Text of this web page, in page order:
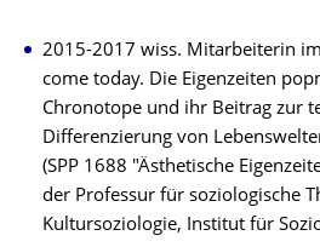
2015-2017 wiss. Mitarbeiterin
come today. Die Eigenzeiten
Chronotope und ihr Beitrag zur
Differenzierung von
(SPP 1688 "Ästhetische
der Professur für soziologische
Kultursoziologie, Institut für